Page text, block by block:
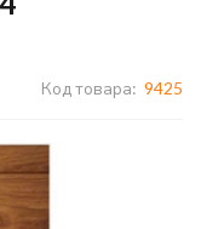
Код товара: 9425